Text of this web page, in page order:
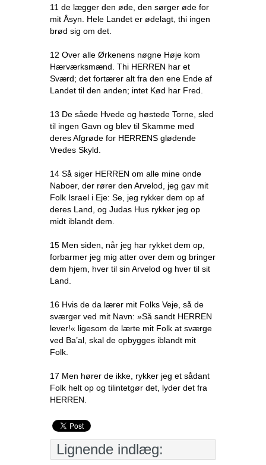
11 de lægger den øde, den sørger øde for
mit Åsyn. Hele Landet er ødelagt, thi ingen
brød sig om det.
12 Over alle Ørkenens nøgne Høje kom
Hærværksmænd. Thi HERREN har et
Sværd; det fortærer alt fra den ene Ende af
Landet til den anden; intet Kød har Fred.
13 De såede Hvede og høstede Torne, sled
til ingen Gavn og blev til Skamme med
deres Afgrøde for HERRENS glødende
Vredes Skyld.
14 Så siger HERREN om alle mine onde
Naboer, der rører den Arvelod, jeg gav mit
Folk Israel i Eje: Se, jeg rykker dem op af
deres Land, og Judas Hus rykker jeg op
midt iblandt dem.
15 Men siden, når jeg har rykket dem op,
forbarmer jeg mig atter over dem og bringer
dem hjem, hver til sin Arvelod og hver til sit
Land.
16 Hvis de da lærer mit Folks Veje, så de
sværger ved mit Navn: »Så sandt HERREN
lever!« ligesom de lærte mit Folk at sværge
ved Ba’al, skal de opbygges iblandt mit
Folk.
17 Men hører de ikke, rykker jeg et sådant
Folk helt op og tilintetgør det, lyder det fra
HERREN.
Lignende indlæg: